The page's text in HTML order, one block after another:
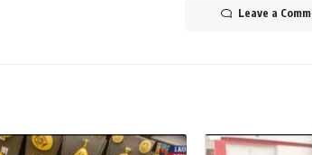
Leave a